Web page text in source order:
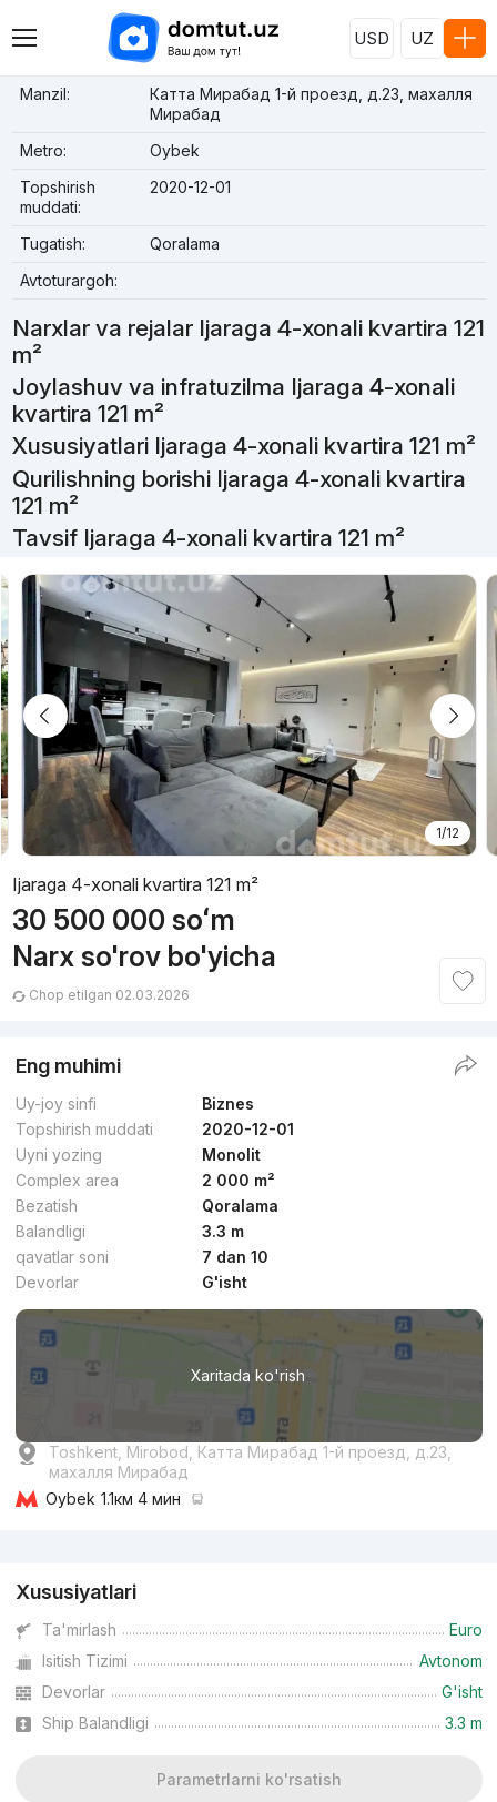
USD UZ
Manzil:
Катта Мирабад 1-й проезд, д.23, махалля
Мирабад
Metro:
Oybek
Topshirish
muddati:
2020-12-01
Tugatish:
Qoralama
Avtoturargoh:
Narxlar va rejalar Ijaraga 4-xonali kvartira 121
m²
Joylashuv va infratuzilma Ijaraga 4-xonali
kvartira 121 m²
Xususiyatlari Ijaraga 4-xonali kvartira 121 m²
Qurilishning borishi Ijaraga 4-xonali kvartira
121 m²
Tavsif Ijaraga 4-xonali kvartira 121 m²
1/12
Ijaraga 4-xonali kvartira 121 m²
30 500 000 soʻm
Narx so'rov bo'yicha
Chop etilgan 02.03.2026
Eng muhimi
Uy-joy sinfi
Biznes
Topshirish muddati
2020-12-01
Uyni yozing
Monolit
Complex area
2 000 m²
Bezatish
Qoralama
Balandligi
3.3 m
qavatlar soni
7 dan 10
Devorlar
G'isht
Xaritada ko'rish
Toshkent, Mirobod, Катта Мирабад 1-й проезд, д.23,
махалля Мирабад
Oybek 1.1км 4 мин
Xususiyatlari
Ta'mirlash
Euro
Isitish Tizimi
Avtonom
Devorlar
G'isht
Ship Balandligi
3.3 m
Parametrlarni ko'rsatish